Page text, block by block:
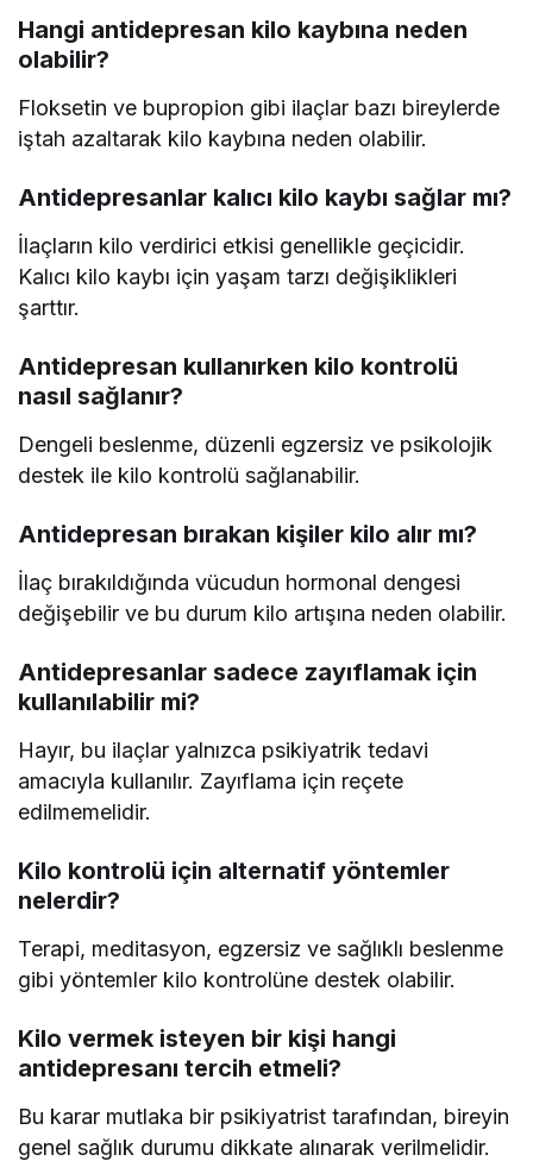
Hangi antidepresan kilo kaybına neden
olabilir?
Floksetin ve bupropion gibi ilaçlar bazı bireylerde
iştah azaltarak kilo kaybına neden olabilir.
Antidepresanlar kalıcı kilo kaybı sağlar mı?
İlaçların kilo verdirici etkisi genellikle geçicidir.
Kalıcı kilo kaybı için yaşam tarzı değişiklikleri
şarttır.
Antidepresan kullanırken kilo kontrolü
nasıl sağlanır?
Dengeli beslenme, düzenli egzersiz ve psikolojik
destek ile kilo kontrolü sağlanabilir.
Antidepresan bırakan kişiler kilo alır mı?
İlaç bırakıldığında vücudun hormonal dengesi
değişebilir ve bu durum kilo artışına neden olabilir.
Antidepresanlar sadece zayıflamak için
kullanılabilir mi?
Hayır, bu ilaçlar yalnızca psikiyatrik tedavi
amacıyla kullanılır. Zayıflama için reçete
edilmemelidir.
Kilo kontrolü için alternatif yöntemler
nelerdir?
Terapi, meditasyon, egzersiz ve sağlıklı beslenme
gibi yöntemler kilo kontrolüne destek olabilir.
Kilo vermek isteyen bir kişi hangi
antidepresanı tercih etmeli?
Bu karar mutlaka bir psikiyatrist tarafından, bireyin
genel sağlık durumu dikkate alınarak verilmelidir.